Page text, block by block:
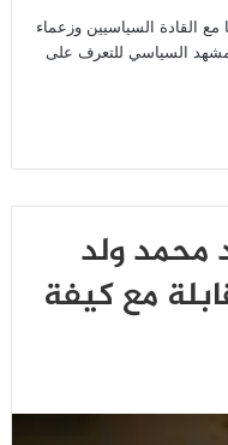
مع القادة السياسيين وزعماء
السياسي للتعرف على
محمد ولد
مع كيفة